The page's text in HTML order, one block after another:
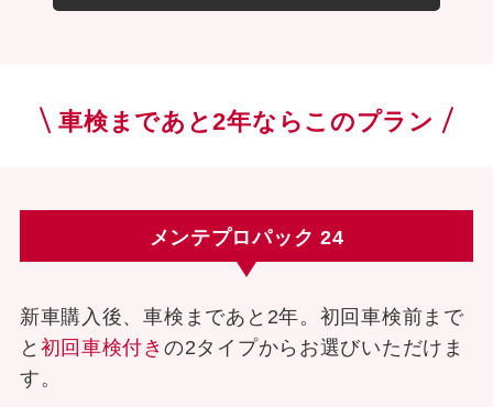
車検まであと2年ならこのプラン
メンテプロパック 24
新車購入後、車検まであと2年。初回車検前まで
と 初回車検付き の2タイプからお選びいただけま
す。